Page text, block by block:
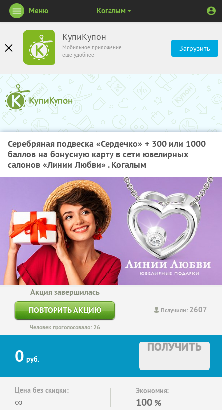
КупиКупон
Мобильное приложение
ещё удобнее
Загрузить
Меню Когалым
Серебряная подвеска «Сердечко» + 300 или 1000
баллов на бонусную карту в сети ювелирных
салонов «Линии Любви» . Когалым
Получили: 2607
Акция завершилась
ПОВТОРИТЬ АКЦИЮ
Человек проголосовало: 26
0 руб.
ПОЛУЧИТЬ
Цена без скидки:
∞
Экономия:
100 %